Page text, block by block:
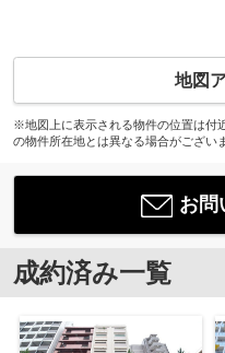
地図
※地図上に表示される物件の位置は付
の物件所在地とは異なる場合がござい
お問
成約済み一覧